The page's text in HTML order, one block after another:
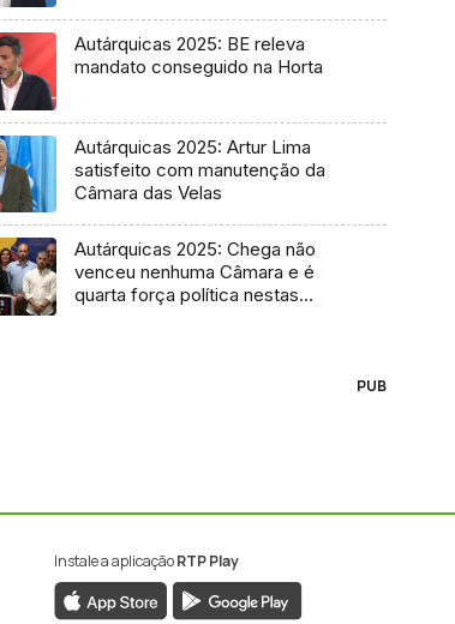
Autárquicas 2025: BE releva
mandato conseguido na Horta
Autárquicas 2025: Artur Lima
satisfeito com manutenção da
Câmara das Velas
Autárquicas 2025: Chega não
venceu nenhuma Câmara e é
quarta força política nestas
PUB
Instale a aplicaçãoRTP Play